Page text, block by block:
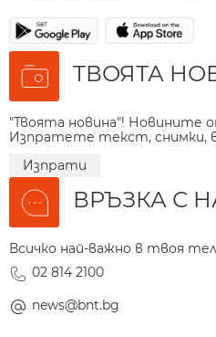
ТВОЯТА
"Твоята новина"! Новините
Изпратете текст, снимки,
Изпрати
ВРЪЗКА С
Всичко най-важно в твоя
02 814 2100
news@bnt.bg